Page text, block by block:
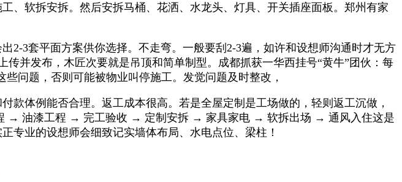
软拆安拆。然后安拆马桶、花洒、水龙头、灯具、开关插座面板。郑州有家
套平面方案供你选择。不走弯。一般要刮2-3遍，如许和设想师沟通时才无方
并发布，木匠次要就是吊顶和简单制型。成都抓获一华西挂号“黄牛”团伙：每
问题，否则可能被物业叫停施工。发觉问题及时整改，
体例能否合理。返工成本很高。若是全屋定制是工场做的，轻则返工沉做，
→ 油漆工程 → 完工验收 → 定制安拆 → 家具家电 → 软拆出场 → 通风入住这是
专业的设想师会细致记实墙体布局、水电点位、梁柱！